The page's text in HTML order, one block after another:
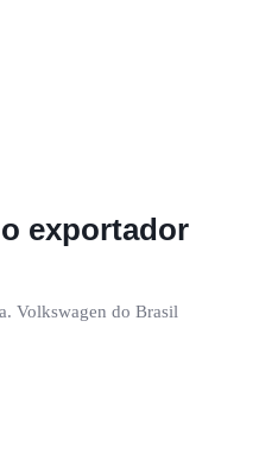
exportador
Volkswagen do Brasil